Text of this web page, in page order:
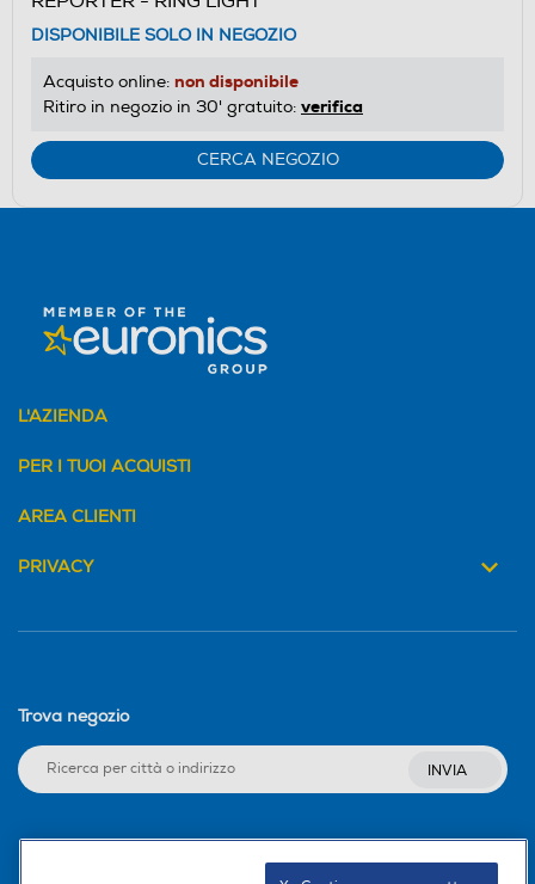
DISPONIBILE SOLO IN NEGOZIO
Acquisto online: non disponibile
Ritiro in negozio in 30' gratuito: verifica
CERCA NEGOZIO
L'AZIENDA
PER I TUOI ACQUISTI
AREA CLIENTI
PRIVACY
Trova negozio
INVIA